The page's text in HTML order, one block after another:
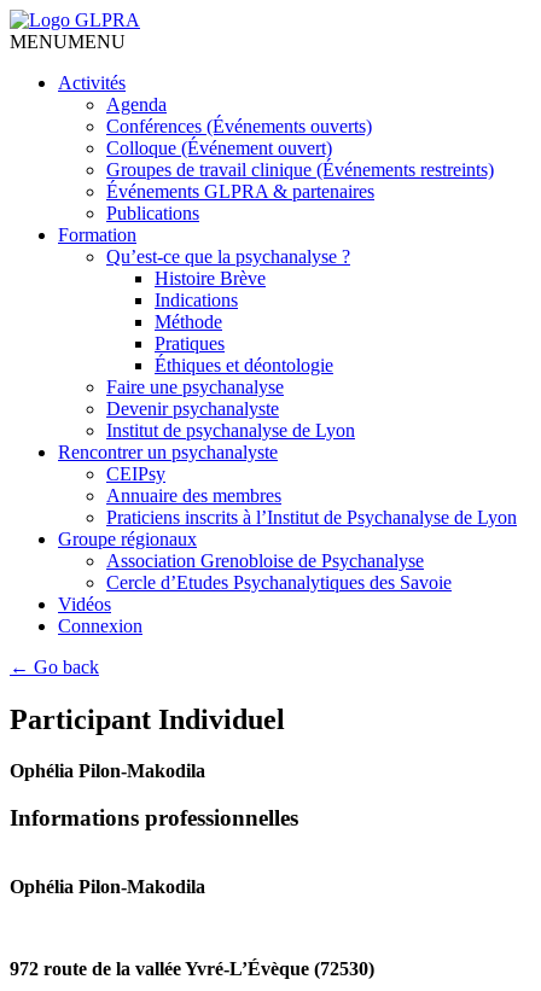
MENUMENU
Activités
Agenda
Conférences (Événements ouverts)
Colloque (Événement ouvert)
Groupes de travail clinique (Événements restreints)
Événements GLPRA & partenaires
Publications
Formation
Qu’est-ce que la psychanalyse ?
Histoire Brève
Indications
Méthode
Pratiques
Éthiques et déontologie
Faire une psychanalyse
Devenir psychanalyste
Institut de psychanalyse de Lyon
Rencontrer un psychanalyste
CEIPsy
Annuaire des membres
Praticiens inscrits à l’Institut de Psychanalyse de Lyon
Groupe régionaux
Association Grenobloise de Psychanalyse
Cercle d’Etudes Psychanalytiques des Savoie
Vidéos
Connexion
← Go back
Participant Individuel
Ophélia Pilon-Makodila
Informations professionnelles
Ophélia Pilon-Makodila
972 route de la vallée Yvré-L’Évèque (72530)